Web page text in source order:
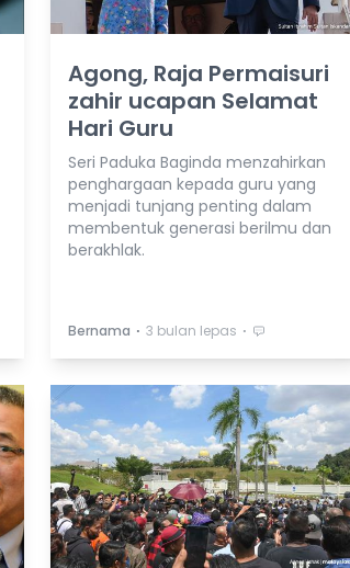
Agong, Raja Permaisuri
zahir ucapan Selamat
Hari Guru
Seri Paduka Baginda menzahirkan
penghargaan kepada guru yang
menjadi tunjang penting dalam
membentuk generasi berilmu dan
berakhlak.
Bernama ⋅ 3 bulan lepas ⋅